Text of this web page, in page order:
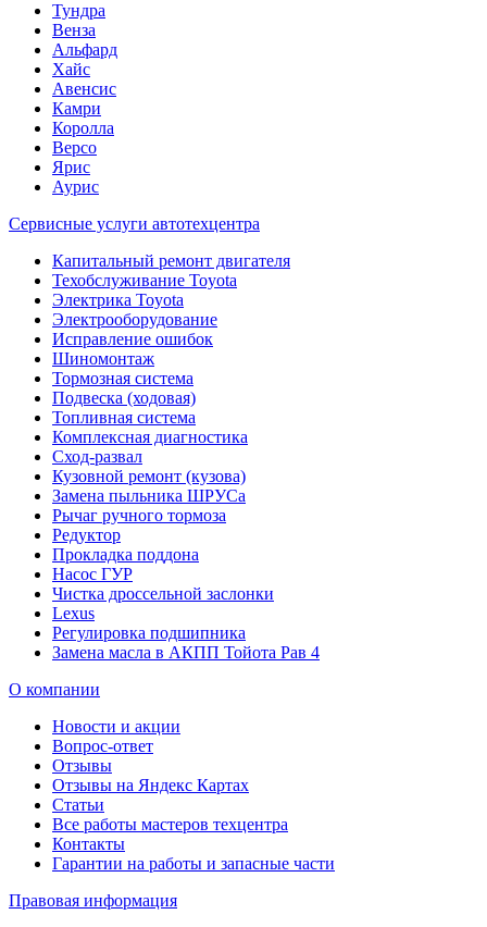
Тундра
Венза
Альфард
Хайс
Авенсис
Камри
Королла
Версо
Ярис
Аурис
Сервисные услуги автотехцентра
Капитальный ремонт двигателя
Техобслуживание Toyota
Электрика Toyota
Электрооборудование
Исправление ошибок
Шиномонтаж
Тормозная система
Подвеска (ходовая)
Топливная система
Комплексная диагностика
Сход-развал
Кузовной ремонт (кузова)
Замена пыльника ШРУСа
Рычаг ручного тормоза
Редуктор
Прокладка поддона
Насос ГУР
Чистка дроссельной заслонки
Lexus
Регулировка подшипника
Замена масла в АКПП Тойота Рав 4
О компании
Новости и акции
Вопрос-ответ
Отзывы
Отзывы на Яндекс Картах
Статьи
Все работы мастеров техцентра
Контакты
Гарантии на работы и запасные части
Правовая информация